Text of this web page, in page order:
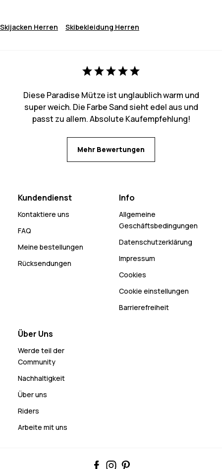
Skijacken Herren Skibekleidung Herren
Diese Paradise Mütze ist unglaublich warm und
super weich. Die Farbe Sand sieht edel aus und
passt zu allem. Absolute Kaufempfehlung!
Mehr Bewertungen
Kundendienst
Kontaktiere uns
FAQ
Meine bestellungen
Rücksendungen
Info
Allgemeine
Geschäftsbedingungen
Datenschutzerklärung
Impressum
Cookies
Cookie einstellungen
Barrierefreiheit
Über Uns
Werde teil der
Community
Nachhaltigkeit
Über uns
Riders
Arbeite mit uns